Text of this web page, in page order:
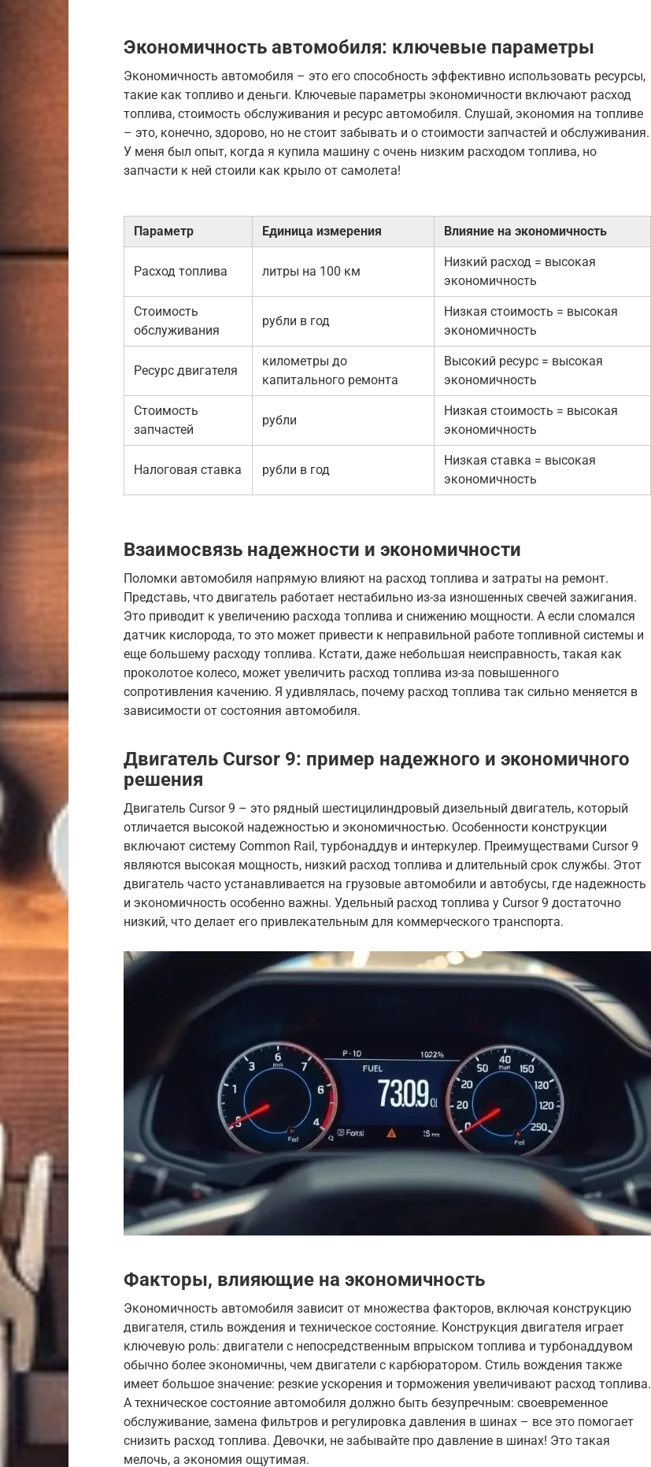
Экономичность автомобиля: ключевые параметры
Экономичность автомобиля – это его способность эффективно использовать ресурсы,
такие как топливо и деньги. Ключевые параметры экономичности включают расход
топлива, стоимость обслуживания и ресурс автомобиля. Слушай, экономия на топливе
– это, конечно, здорово, но не стоит забывать и о стоимости запчастей и обслуживания.
У меня был опыт, когда я купила машину с очень низким расходом топлива, но
запчасти к ней стоили как крыло от самолета!
Параметр Единица измерения Влияние на экономичность
Расход топлива литры на 100 км
Низкий расход = высокая
экономичность
Стоимость
обслуживания
рубли в год
Низкая стоимость = высокая
экономичность
Ресурс двигателя
километры до
капитального ремонта
Высокий ресурс = высокая
экономичность
Стоимость
запчастей
рубли
Низкая стоимость = высокая
экономичность
Налоговая ставка рубли в год
Низкая ставка = высокая
экономичность
Взаимосвязь надежности и экономичности
Поломки автомобиля напрямую влияют на расход топлива и затраты на ремонт.
Представь, что двигатель работает нестабильно из-за изношенных свечей зажигания.
Это приводит к увеличению расхода топлива и снижению мощности. А если сломался
датчик кислорода, то это может привести к неправильной работе топливной системы и
еще большему расходу топлива. Кстати, даже небольшая неисправность, такая как
проколотое колесо, может увеличить расход топлива из-за повышенного
сопротивления качению. Я удивлялась, почему расход топлива так сильно меняется в
зависимости от состояния автомобиля.
Двигатель Cursor 9: пример надежного и экономичного
решения
Двигатель Cursor 9 – это рядный шестицилиндровый дизельный двигатель, который
отличается высокой надежностью и экономичностью. Особенности конструкции
включают систему Common Rail, турбонаддув и интеркулер. Преимуществами Cursor 9
являются высокая мощность, низкий расход топлива и длительный срок службы. Этот
двигатель часто устанавливается на грузовые автомобили и автобусы, где надежность
и экономичность особенно важны. Удельный расход топлива у Cursor 9 достаточно
низкий, что делает его привлекательным для коммерческого транспорта.
Факторы, влияющие на экономичность
Экономичность автомобиля зависит от множества факторов, включая конструкцию
двигателя, стиль вождения и техническое состояние. Конструкция двигателя играет
ключевую роль: двигатели с непосредственным впрыском топлива и турбонаддувом
обычно более экономичны, чем двигатели с карбюратором. Стиль вождения также
имеет большое значение: резкие ускорения и торможения увеличивают расход топлива.
А техническое состояние автомобиля должно быть безупречным: своевременное
обслуживание, замена фильтров и регулировка давления в шинах – все это помогает
снизить расход топлива. Девочки, не забывайте про давление в шинах! Это такая
мелочь, а экономия ощутимая.